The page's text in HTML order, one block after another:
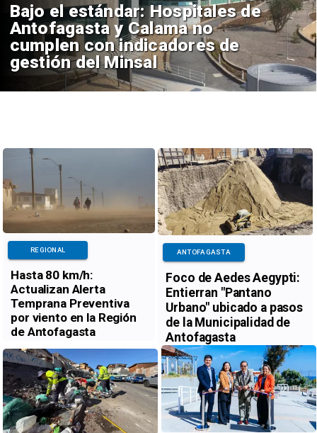
Bajo el estándar: Hospitales de
Antofagasta y Calama no
cumplen con indicadores de
gestión del Minsal
Hasta 80 km/h:
Actualizan Alerta
Temprana Preventiva
por viento en la Región
de Antofagasta
REGIONAL
Foco de Aedes Aegypti:
Entierran "Pantano
Urbano" ubicado a pasos
de la Municipalidad de
Antofagasta
ANTOFAGASTA